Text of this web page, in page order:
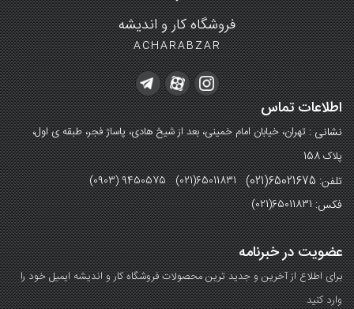
فروشگاه کار و اندیشه
ACHARABZAR
اطلاعات تماس
نشانی :تهران، خیابان امام خمینی، بعد از شیخ هادی، پاساژ فجر، طبقه ی اول،
پلاک 158
تلفن: 65021675(021) (0903) 9450575 (021)65011831
فکس:(021)65011831
عضویت در خبرنامه
برای اطلاع از آخرین و جدید ترین محصولات فروشگاه کار و اندیشه ایمیل خود را
وارد کنید